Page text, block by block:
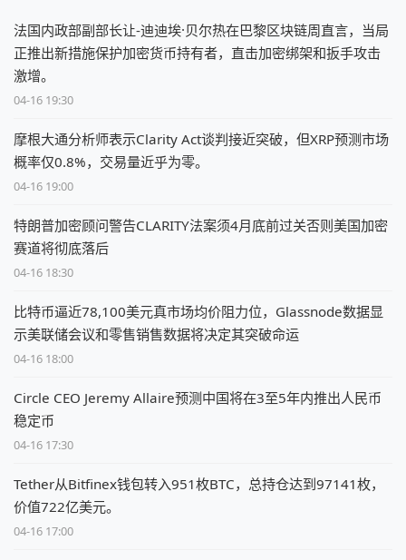
法国内政部副部长让-迪迪埃·贝尔热在巴黎区块链周直言，当局
正推出新措施保护加密货币持有者，直击加密绑架和扳手攻击
激增。
04-16 19:30
摩根大通分析师表示Clarity Act谈判接近突破，但XRP预测市场
概率仅0.8%，交易量近乎为零。
04-16 19:00
特朗普加密顾问警告CLARITY法案须4月底前过关否则美国加密
赛道将彻底落后
04-16 18:30
比特币逼近78,100美元真市场均价阻力位，Glassnode数据显
示美联储会议和零售销售数据将决定其突破命运
04-16 18:00
Circle CEO Jeremy Allaire预测中国将在3至5年内推出人民币
稳定币
04-16 17:30
Tether从Bitfinex钱包转入951枚BTC，总持仓达到97141枚，
价值722亿美元。
04-16 17:00